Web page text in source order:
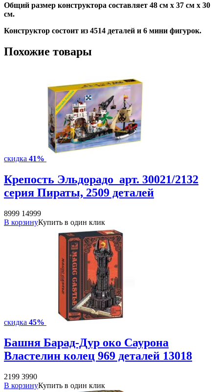
Общий размер конструктора составляет 48 см х 37 см х 30
см.
Конструктор состоит из 4514 деталей и 6 мини фигурок.
Похожие товары
скидка 41%
Крепость Эльдорадо арт. 30021/2132
серия Пираты, 2509 деталей
8999 14999
В корзинуКупить в один клик
скидка 45%
Башня Барад-Дур око Саурона
Властелин колец 969 деталей 13018
2199 3990
В корзинуКупить в один клик